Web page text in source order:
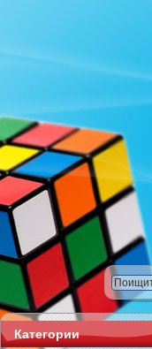
Категории